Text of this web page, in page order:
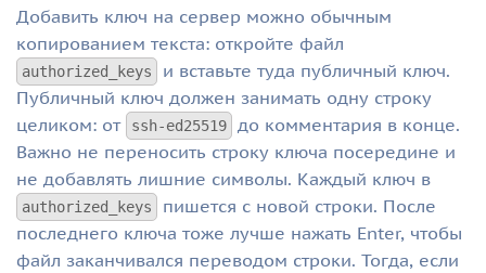
Добавить ключ на сервер можно обычным
копированием текста: откройте файл
authorized_keys
и вставьте туда публичный ключ.
Публичный ключ должен занимать одну строку
целиком: от
ssh-ed25519
до комментария в конце.
Важно не переносить строку ключа посередине и
не добавлять лишние символы. Каждый ключ в
authorized_keys
пишется с новой строки. После
последнего ключа тоже лучше нажать Enter, чтобы
файл заканчивался переводом строки. Тогда, если